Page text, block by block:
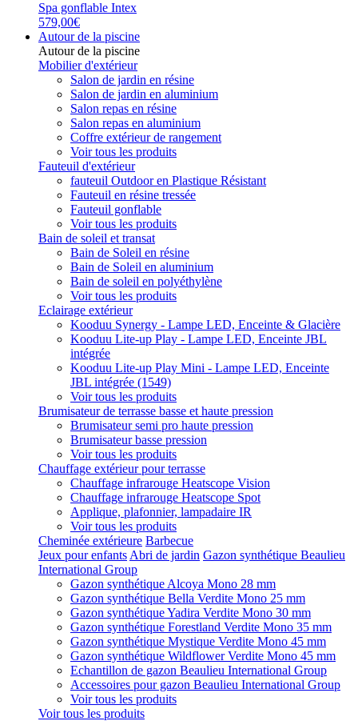
Spa gonflable Intex
579,00€
Autour de la piscine
Autour de la piscine
Mobilier d'extérieur
Salon de jardin en résine
Salon de jardin en aluminium
Salon repas en résine
Salon repas en aluminium
Coffre extérieur de rangement
Voir tous les produits
Fauteuil d'extérieur
fauteuil Outdoor en Plastique Résistant
Fauteuil en résine tressée
Fauteuil gonflable
Voir tous les produits
Bain de soleil et transat
Bain de Soleil en résine
Bain de Soleil en aluminium
Bain de soleil en polyéthylène
Voir tous les produits
Eclairage extérieur
Kooduu Synergy - Lampe LED, Enceinte & Glacière
Kooduu Lite-up Play - Lampe LED, Enceinte JBL
intégrée
Kooduu Lite-up Play Mini - Lampe LED, Enceinte
JBL intégrée (1549)
Voir tous les produits
Brumisateur de terrasse basse et haute pression
Brumisateur semi pro haute pression
Brumisateur basse pression
Voir tous les produits
Chauffage extérieur pour terrasse
Chauffage infrarouge Heatscope Vision
Chauffage infrarouge Heatscope Spot
Applique, plafonnier, lampadaire IR
Voir tous les produits
Cheminée extérieure Barbecue
Jeux pour enfants Abri de jardin Gazon synthétique Beaulieu
International Group
Gazon synthétique Alcoya Mono 28 mm
Gazon synthétique Bella Verdite Mono 25 mm
Gazon synthétique Yadira Verdite Mono 30 mm
Gazon synthétique Forestland Verdite Mono 35 mm
Gazon synthétique Mystique Verdite Mono 45 mm
Gazon synthétique Wildflower Verdite Mono 45 mm
Echantillon de gazon Beaulieu International Group
Accessoires pour gazon Beaulieu International Group
Voir tous les produits
Voir tous les produits